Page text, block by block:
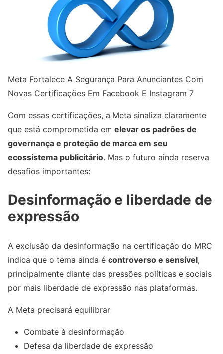
Meta Fortalece A Segurança Para Anunciantes Com
Novas Certificações Em Facebook E Instagram 7
Com essas certificações, a Meta sinaliza claramente
que está comprometida em elevar os padrões de
governança e proteção de marca em seu
ecossistema publicitário. Mas o futuro ainda reserva
desafios importantes:
Desinformação e liberdade de
expressão
A exclusão da desinformação na certificação do MRC
indica que o tema ainda é controverso e sensível,
principalmente diante das pressões políticas e sociais
por mais liberdade de expressão nas plataformas.
A Meta precisará equilibrar:
Combate à desinformação
Defesa da liberdade de expressão